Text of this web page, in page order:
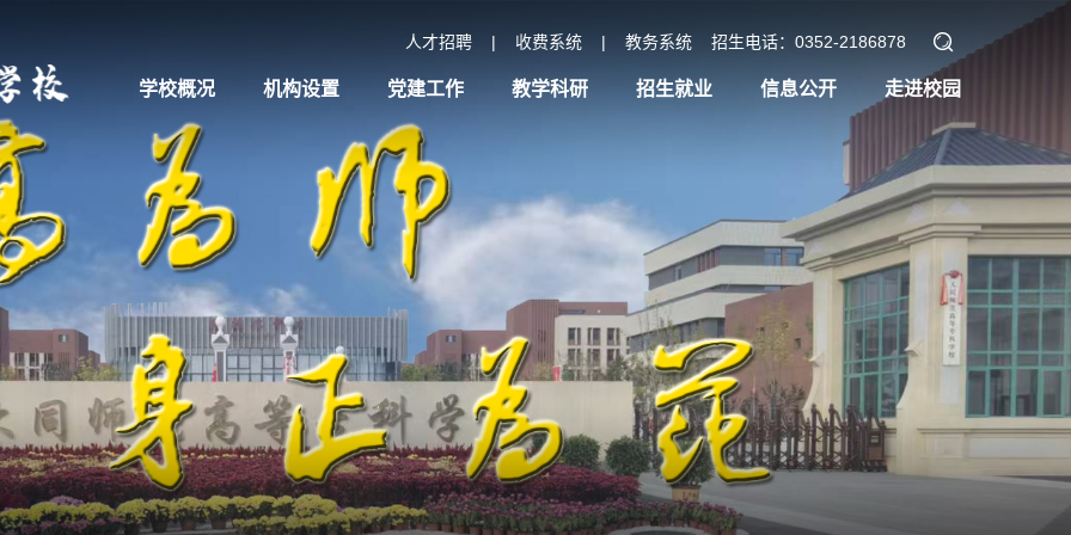
人才招聘 | 收费系统 | 教务系统 招生电话：0352-2186878
学校概况 机构设置 党建工作 教学科研 招生就业 信息公开 走进校园